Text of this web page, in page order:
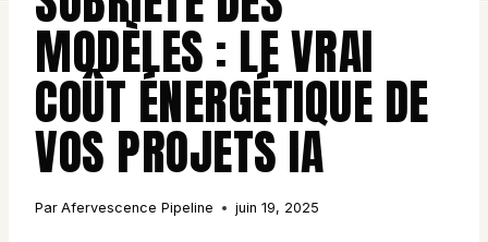
MODÈLES : LE VRAI
COÛT ÉNERGÉTIQUE DE
VOS PROJETS IA
Par Afervescence Pipeline juin 19, 2025